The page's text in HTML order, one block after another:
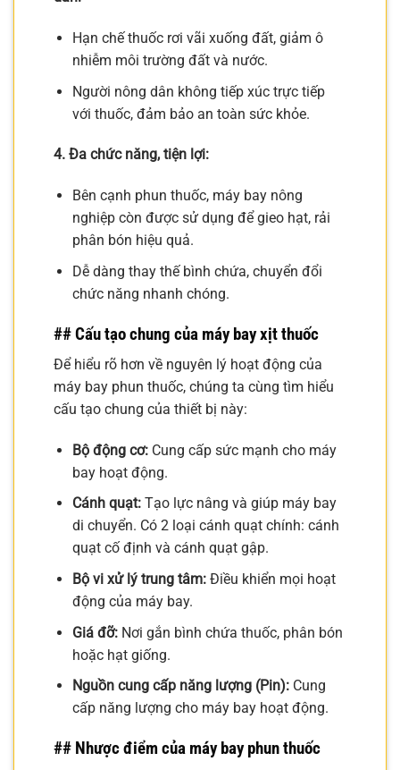
Hạn chế thuốc rơi vãi xuống đất, giảm ô
nhiễm môi trường đất và nước.
Người nông dân không tiếp xúc trực tiếp
với thuốc, đảm bảo an toàn sức khỏe.
4. Đa chức năng, tiện lợi:
Bên cạnh phun thuốc, máy bay nông
nghiệp còn được sử dụng để gieo hạt, rải
phân bón hiệu quả.
Dễ dàng thay thế bình chứa, chuyển đổi
chức năng nhanh chóng.
## Cấu tạo chung của máy bay xịt thuốc
Để hiểu rõ hơn về nguyên lý hoạt động của
máy bay phun thuốc, chúng ta cùng tìm hiểu
cấu tạo chung của thiết bị này:
Bộ động cơ:Cung cấp sức mạnh cho máy
bay hoạt động.
Cánh quạt:Tạo lực nâng và giúp máy bay
di chuyển. Có 2 loại cánh quạt chính: cánh
quạt cố định và cánh quạt gập.
Bộ vi xử lý trung tâm:Điều khiển mọi hoạt
động của máy bay.
Giá đỡ:Nơi gắn bình chứa thuốc, phân bón
hoặc hạt giống.
Nguồn cung cấp năng lượng (Pin):Cung
cấp năng lượng cho máy bay hoạt động.
## Nhược điểm của máy bay phun thuốc